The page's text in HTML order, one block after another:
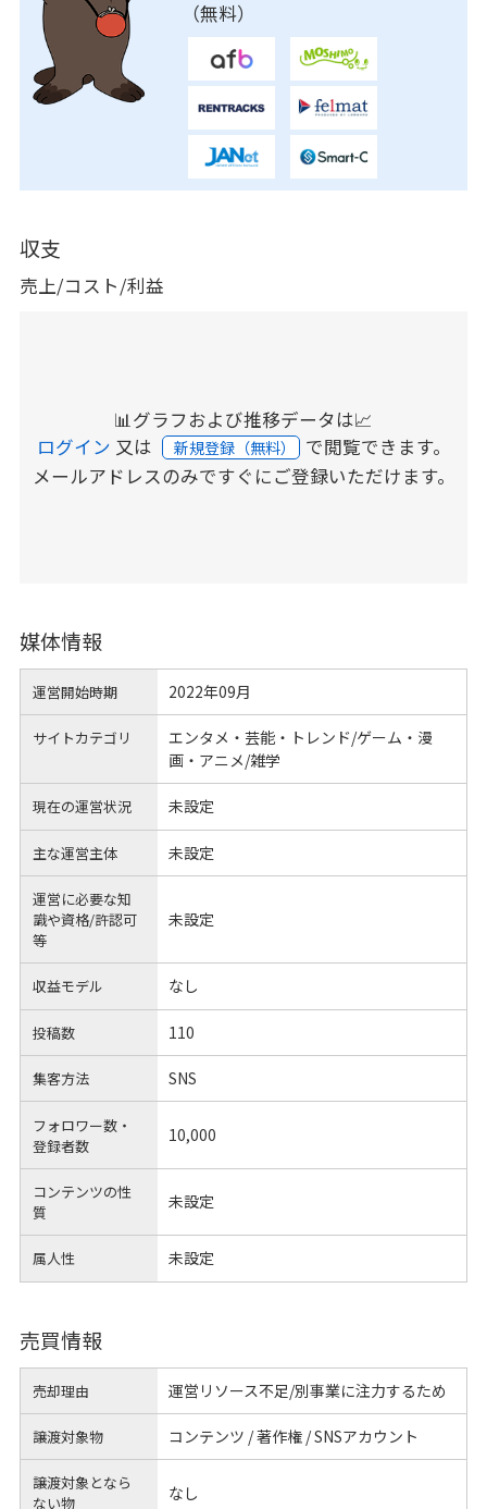
（無料）
収支
売上/コスト/利益
📊グラフおよび推移データは📈
ログイン 又は 新規登録（無料） で閲覧できます。
メールアドレスのみですぐにご登録いただけます。
媒体情報
運営開始時期 2022年09月
サイトカテゴリ
エンタメ・芸能・トレンド/ゲーム・漫
画・アニメ/雑学
現在の運営状況 未設定
主な運営主体 未設定
運営に必要な知
識や資格/許認可
等
未設定
収益モデル なし
投稿数 110
集客方法 SNS
フォロワー数・
登録者数
10,000
コンテンツの性
質
未設定
属人性 未設定
売買情報
売却理由 運営リソース不足/別事業に注力するため
譲渡対象物 コンテンツ / 著作権 / SNSアカウント
譲渡対象となら
ない物
なし